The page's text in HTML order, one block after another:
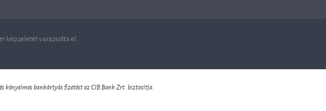
képzeletét varazsolta el.
kényelmes bankártyás fizetést az CIB Bank Zrt. biztosítja.